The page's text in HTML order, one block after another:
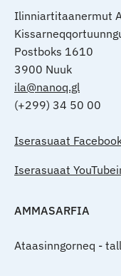
Ilinniartitaanermut
Postboks 1610
3900 Nuuk
ila@nanoq.gl
(+299) 34 50 00
Iserasuaat
Iserasuaat
AMMASARFIA
Ataasinngorneq -